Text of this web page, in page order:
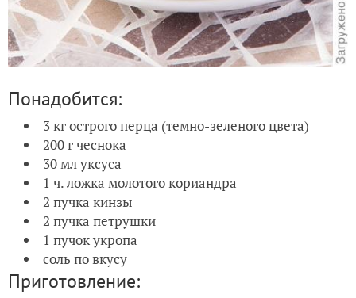
Понадобится:
3 кг острого перца (темно-зеленого цвета)
200 г чеснока
30 мл уксуса
1 ч. ложка молотого кориандра
2 пучка кинзы
2 пучка петрушки
1 пучок укропа
соль по вкусу
Приготовление: